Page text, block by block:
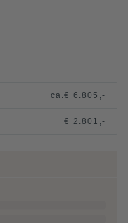
ca.€ 6.805,-
€ 2.801,-